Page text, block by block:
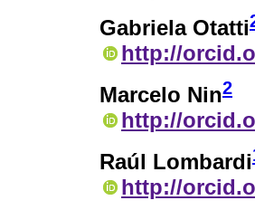
Gabriela Otatti
http://
Marcelo Nin2
http://
Raúl Lombardi
http://